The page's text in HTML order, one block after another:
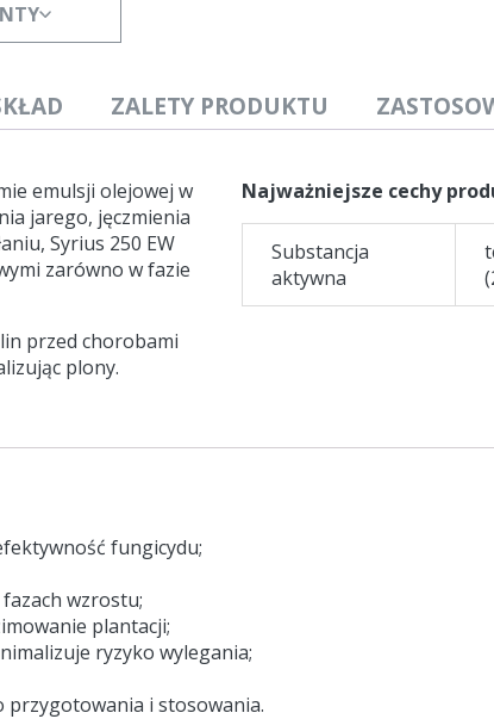
ZALETY PRODUKTU
emulsji olejowej w
jarego, jęczmienia
Syrius 250 EW
zarówno w fazie
przed chorobami
plony.
Najważniejsze cechy
Substancja
aktywna
fungicydu;
wzrostu;
plantacji;
ryzyko wylegania;
przygotowania i stosowania.